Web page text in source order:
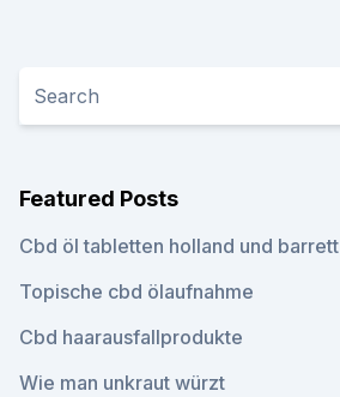
Featured Posts
Cbd öl tabletten holland und barrett
Topische cbd ölaufnahme
Cbd haarausfallprodukte
Wie man unkraut würzt